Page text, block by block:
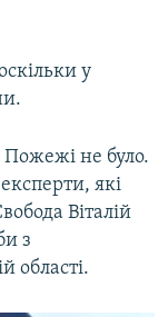
у
Пожежі не було.
які
Віталій
з
області.